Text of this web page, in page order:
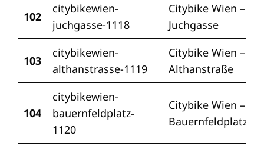
102
citybikewien-
juchgasse-1118
Citybike Wien –
Juchgasse
103
citybikewien-
althanstrasse-1119
Citybike Wien –
Althanstraße
104
citybikewien-
bauernfeldplatz-
1120
Citybike Wien –
Bauernfeldplatz